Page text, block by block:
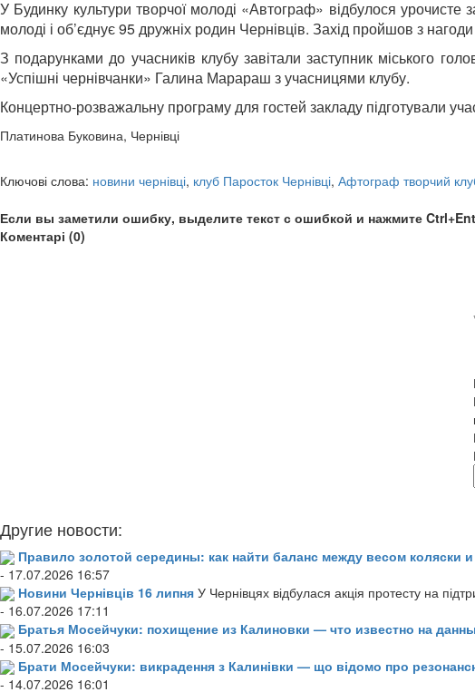
У Будинку культури творчої молоді «Автограф» відбулося урочисте
молоді і об’єднує 95 дружніх родин Чернівців. Захід пройшов з
З подарунками до учасників клубу завітали заступник міського
«Успішні чернівчанки» Галина Марараш з учасницями клубу.
Концертно-розважальну програму для гостей закладу підготували
Платинова Буковина, Чернівці
Ключові слова: новини чернівці, клуб Паросток Чернівці, Афтограф творчий
Если вы заметили ошибку, выделите текст с ошибкой и нажмите
Коментарі (0)
Другие новости:
Правило золотой середины: как найти баланс между весом коляски
- 17.07.2026 16:57
Новини Чернівців 16 липня У Чернівцях відбулася акція протесту на
- 16.07.2026 17:11
Братья Мосейчуки: похищение из Калиновки — что известно на
- 15.07.2026 16:03
Брати Мосейчуки: викрадення з Калинівки — що відомо про
- 14.07.2026 16:01